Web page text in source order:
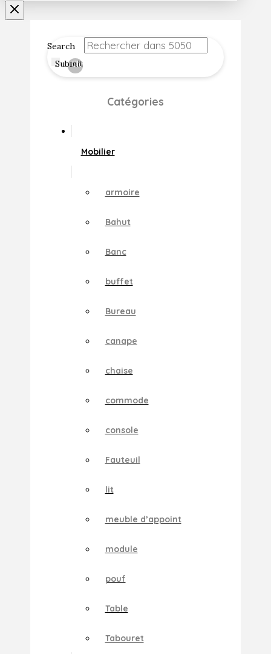
Search
Submit
Clear
Catégories
Mobilier
armoire
Bahut
Banc
buffet
Bureau
canape
chaise
commode
console
Fauteuil
lit
meuble d’appoint
module
pouf
Table
Tabouret